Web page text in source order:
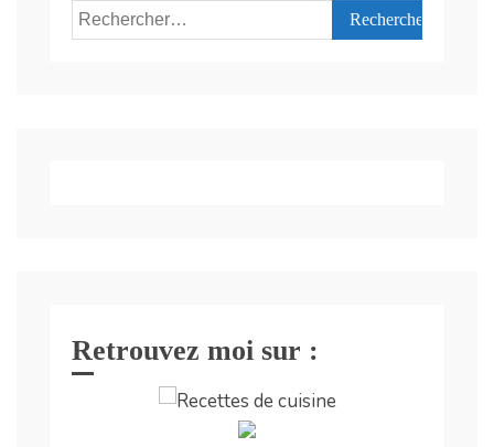
Rechercher :
Retrouvez moi sur :